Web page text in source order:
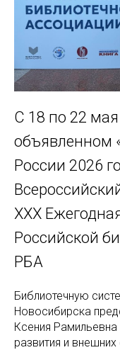
С 18 по 22 мая
объявленном
России 2026
XXX
Российской
РБА
Библиотечную
Новосибирска
Ксения
развития и